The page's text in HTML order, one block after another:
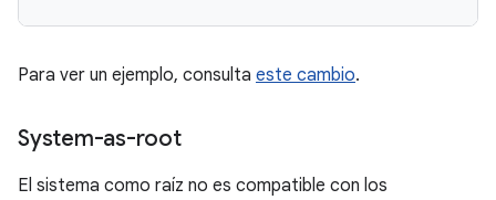
Para ver un ejemplo, consulta este cambio.
System-as-root
El sistema como raíz no es compatible con los